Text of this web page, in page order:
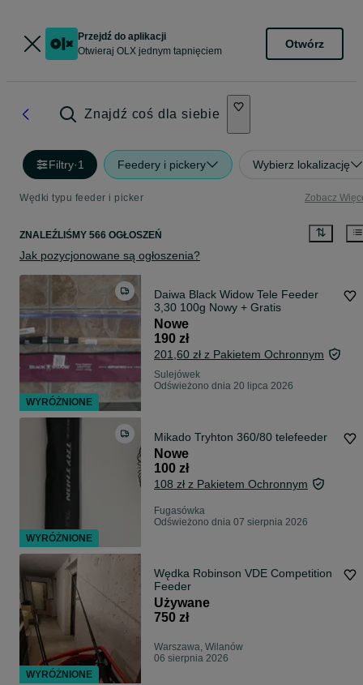
Przejdź do aplikacji
Otwieraj OLX jednym tapnięciem
Otwórz
Znajdź coś dla siebie
Filtry·1 Feedery i pickery Wybierz lokalizację
Wędki typu feeder i picker Zobacz
ZNALEŹLIŚMY 566 OGŁOSZEŃ
Jak pozycjonowane są ogłoszenia?
Daiwa Black Widow Tele Feeder
3,30 100g Nowy + Gratis
Nowe
190 zł
201,60 zł z Pakietem Ochronnym
Sulejówek
Odświeżono dnia 20 lipca 2026
Mikado Tryhton 360/80 telefeeder
Nowe
100 zł
108 zł z Pakietem Ochronnym
Fugasówka
Odświeżono dnia 07 sierpnia 2026
Wędka Robinson VDE Competition
Feeder
Używane
750 zł
Warszawa, Wilanów
06 sierpnia 2026
WYRÓŻNIONE
WYRÓŻNIONE
WYRÓŻNIONE